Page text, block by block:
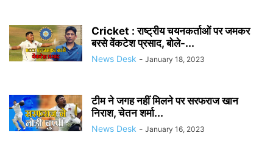
Cricket : राष्‍ट्रीय चयनकर्ताओं पर जमकर
बरसे वेंकटेश प्रसाद, बोले-...
News Desk - January 18, 2023
टीम ने जगह नहीं मिलने पर सरफराज खान
निराश, चेतन शर्मा...
News Desk - January 16, 2023